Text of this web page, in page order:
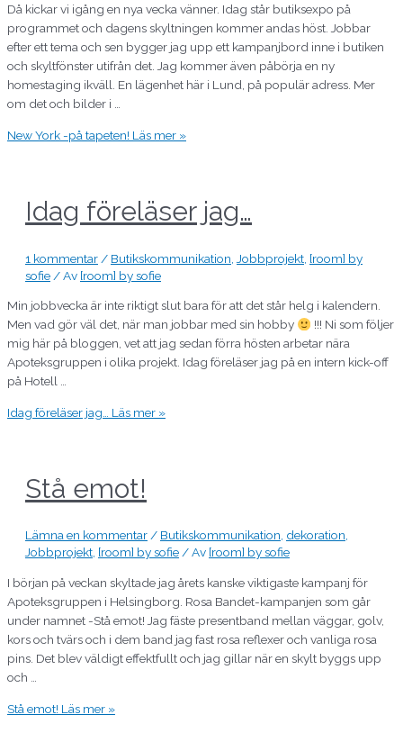
Då kickar vi igång en nya vecka vänner. Idag står butiksexpo på
programmet och dagens skyltningen kommer andas höst. Jobbar
efter ett tema och sen bygger jag upp ett kampanjbord inne i butiken
och skyltfönster utifrån det. Jag kommer även påbörja en ny
homestaging ikväll. En lägenhet här i Lund, på populär adress. Mer
om det och bilder i …
New York -på tapeten! Läs mer »
Idag föreläser jag…
1 kommentar / Butikskommunikation Jobbprojekt [room] by
sofie / Av [room] by sofie
Min jobbvecka är inte riktigt slut bara för att det står helg i kalendern.
Men vad gör väl det, när man jobbar med sin hobby
!!! Ni som följer
mig här på bloggen, vet att jag sedan förra hösten arbetar nära
Apoteksgruppen i olika projekt. Idag föreläser jag på en intern kick-off
på Hotell …
Idag föreläser jag… Läs mer »
Stå emot!
Lämna en kommentar/ Butikskommunikation, dekoration,
Jobbprojekt, [room] by sofie/ Av [room] by sofie
I början på veckan skyltade jag årets kanske viktigaste kampanj för
Apoteksgruppen i Helsingborg. Rosa Bandet-kampanjen som går
under namnet -Stå emot! Jag fäste presentband mellan väggar, golv,
kors och tvärs och i dem band jag fast rosa reflexer och vanliga rosa
pins. Det blev väldigt effektfullt och jag gillar när en skylt byggs upp
och …
Stå emot! Läs mer »